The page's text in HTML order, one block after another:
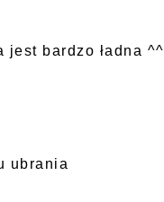
bardzo ładna ^^
ubrania